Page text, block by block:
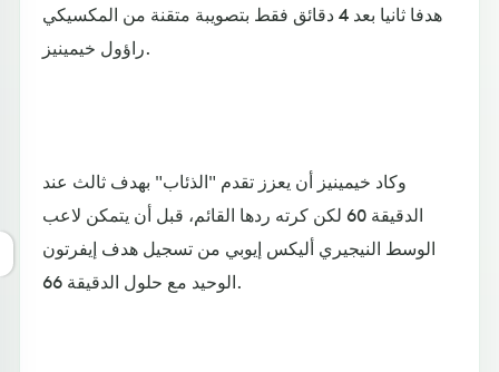
هدفا ثانيا بعد 4 دقائق فقط بتصويبة متقنة من المكسيكي
راؤول خيمينيز.
وكاد خيمينيز أن يعزز تقدم "الذئاب" بهدف ثالث عند
الدقيقة 60 لكن كرته ردها القائم، قبل أن يتمكن لاعب
الوسط النيجيري أليكس إيوبي من تسجيل هدف إيفرتون
الوحيد مع حلول الدقيقة 66.